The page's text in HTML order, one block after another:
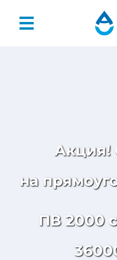
Акция!
на
ПВ 2000